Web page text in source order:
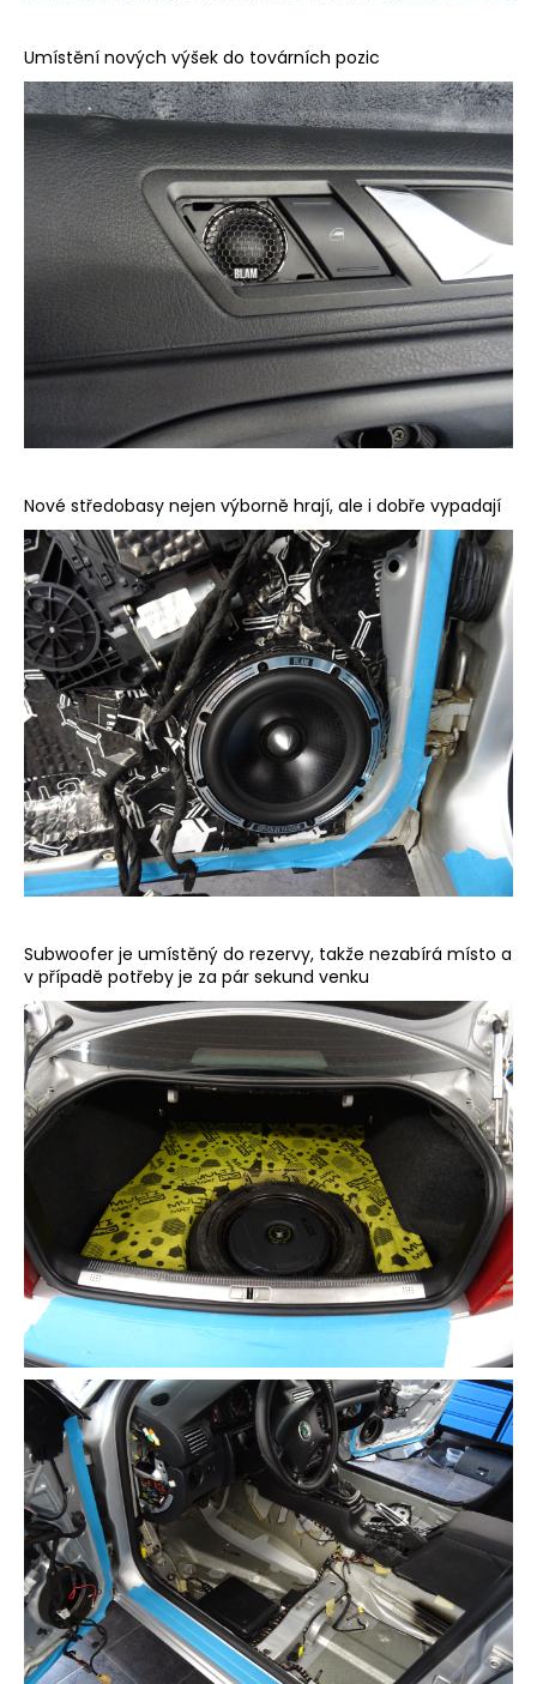
Umístění nových výšek do továrních pozic
Nové středobasy nejen výborně hrají, ale i dobře vypadají
Subwoofer je umístěný do rezervy, takže nezabírá místo a
v případě potřeby je za pár sekund venku